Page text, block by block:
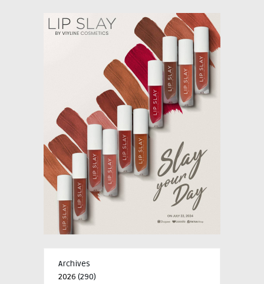
Archives
2026 (290)